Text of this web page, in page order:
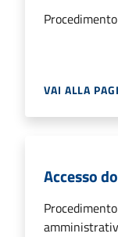
VAI ALLA
Accesso